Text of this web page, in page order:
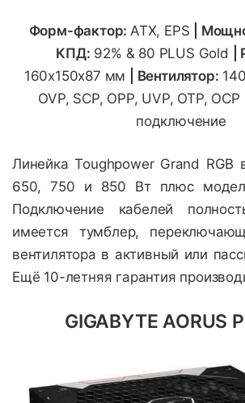
Форм-фактор:ATX, EPS
КПД: 92% & 80 PLUS Gold
160x150x87 мм | Вентилятор:
OVP, SCP, OPP, UVP, OTP, OCP
подключение
Линейка Toughpower Grand RGB
650, 750 и 850 Вт плюс
Подключение кабелей
имеется тумблер,
вентилятора в активный или
Ещё 10-летняя гарантия
GIGABYTE AORUS